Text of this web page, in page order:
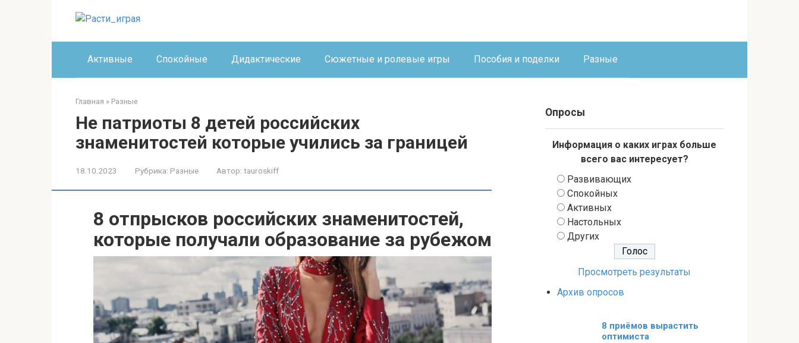
Активные Спокойные Дидактические Сюжетные и ролевые игры Пособия и поделки Разные
Главная » Разные
Не патриоты 8 детей российских
знаменитостей которые учились за границей
18.10.2023 Рубрика: Разные Автор: tauroskiff
8 отпрысков российских знаменитостей,
которые получали образование за рубежом
Опросы
Информация о каких играх больше
всего вас интересует?
Развивающих
Спокойных
Активных
Настольных
Других
Просмотреть результаты
Архив опросов
8 приёмов вырастить
оптимиста